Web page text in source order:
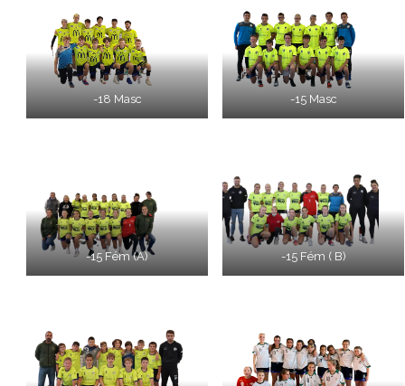
-18 Masc -15 Masc
-15 Fém (A) -15 Fém ( B)